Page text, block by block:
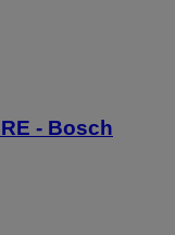
- Bosch